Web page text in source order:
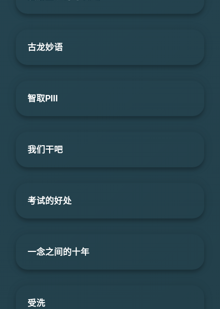
古龙妙语
智取PIII
我们干吧
考试的好处
一念之间的十年
受洗